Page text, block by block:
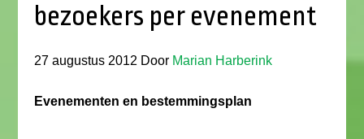
bezoekers per evenement
27 augustus 2012 Door Marian Harberink
Evenementen en bestemmingsplan